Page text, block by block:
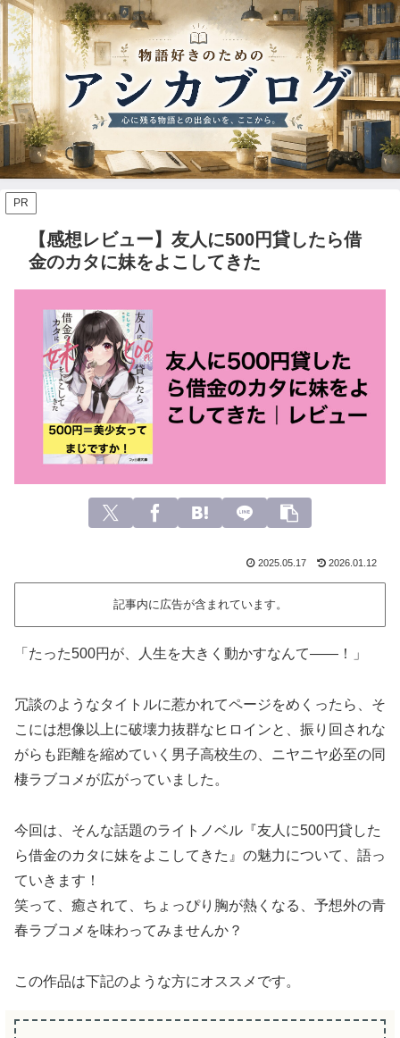
PR
【感想レビュー】友人に500円貸したら借
金のカタに妹をよこしてきた
2025.05.17 2026.01.12
記事内に広告が含まれています。
「たった500円が、人生を大きく動かすなんて——！」
冗談のようなタイトルに惹かれてページをめくったら、そ
こには想像以上に破壊力抜群なヒロインと、振り回されな
がらも距離を縮めていく男子高校生の、ニヤニヤ必至の同
棲ラブコメが広がっていました。
今回は、そんな話題のライトノベル『友人に500円貸した
ら借金のカタに妹をよこしてきた』の魅力について、語っ
ていきます！
笑って、癒されて、ちょっぴり胸が熱くなる、予想外の青
春ラブコメを味わってみませんか？
この作品は下記のような方にオススメです。